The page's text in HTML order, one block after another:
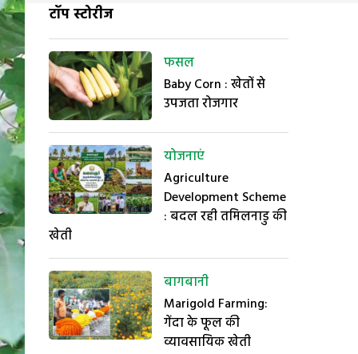
टॉप स्टोरीज
फसल
Baby Corn : खेतों से
उपजता रोजगार
योजनाएं
Agriculture
Development Scheme
: बदल रही तमिलनाडु की
खेती
बागबानी
Marigold Farming:
गेंदा के फूल की
व्यावसायिक खेती